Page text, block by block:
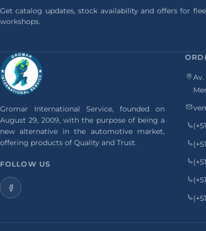
Get catalog updates, stock availability and offers for
workshops.
Gromar International Service, founded on
August 29, 2009, with the purpose of being a
new alternative in the automotive market,
offering products of Quality and Trust.
FOLLOW US